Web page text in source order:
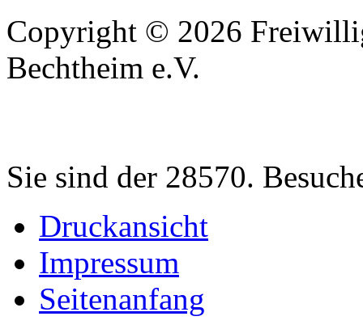
Copyright © 2026
Bechtheim e.V.
Sie sind der 28570.
Druckansicht
Impressum
Seitenanfang